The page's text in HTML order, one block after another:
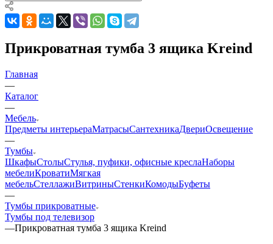
Прикроватная тумба 3 ящика Kreind
Главная
—
Каталог
—
Мебель
Предметы интерьераМатрасыСантехникаДвериОсвещение
—
Тумбы
ШкафыСтолыСтулья, пуфики, офисные креслаНаборы
мебелиКроватиМягкая
мебельСтеллажиВитриныСтенкиКомодыБуфеты
—
Тумбы прикроватные
Тумбы под телевизор
—Прикроватная тумба 3 ящика Kreind